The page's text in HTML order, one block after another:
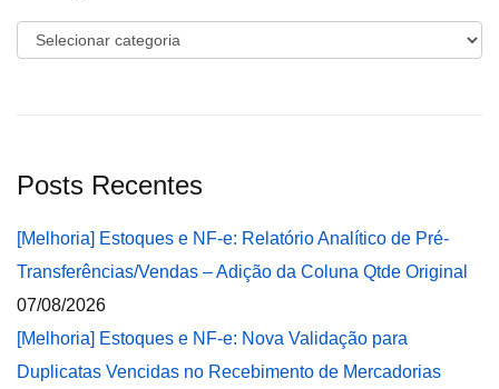
Categorias
Posts Recentes
[Melhoria] Estoques e NF-e: Relatório Analítico de Pré-
Transferências/Vendas – Adição da Coluna Qtde Original
07/08/2026
[Melhoria] Estoques e NF-e: Nova Validação para
Duplicatas Vencidas no Recebimento de Mercadorias